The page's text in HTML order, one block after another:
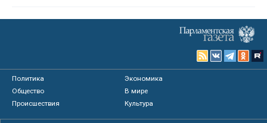
Политика
Экономика
Общество
В мире
Происшествия
Культура